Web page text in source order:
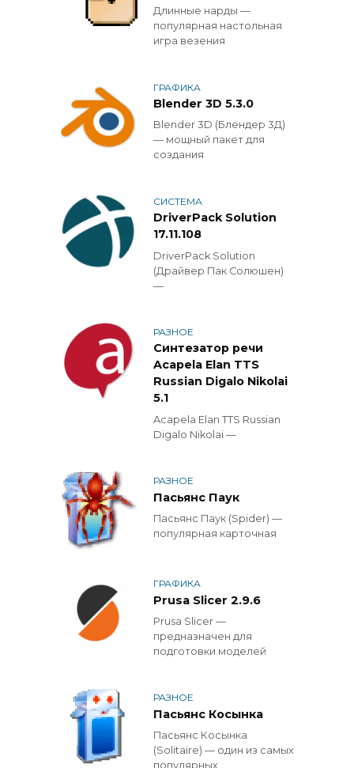
Длинные нарды —
популярная настольная
игра везения
ГРАФИКА
Blender 3D 5.3.0
Blender 3D (Блендер 3Д)
— мощный пакет для
создания
СИСТЕМА
DriverPack Solution
17.11.108
DriverPack Solution
(Драйвер Пак Солюшен)
—
РАЗНОЕ
Синтезатор речи
Acapela Elan TTS
Russian Digalo Nikolai
5.1
Acapela Elan TTS Russian
Digalo Nikolai —
РАЗНОЕ
Пасьянс Паук
Пасьянс Паук (Spider) —
популярная карточная
ГРАФИКА
Prusa Slicer 2.9.6
Prusa Slicer —
предназначен для
подготовки моделей
РАЗНОЕ
Пасьянс Косынка
Пасьянс Косынка
(Solitaire) — один из самых
популярных